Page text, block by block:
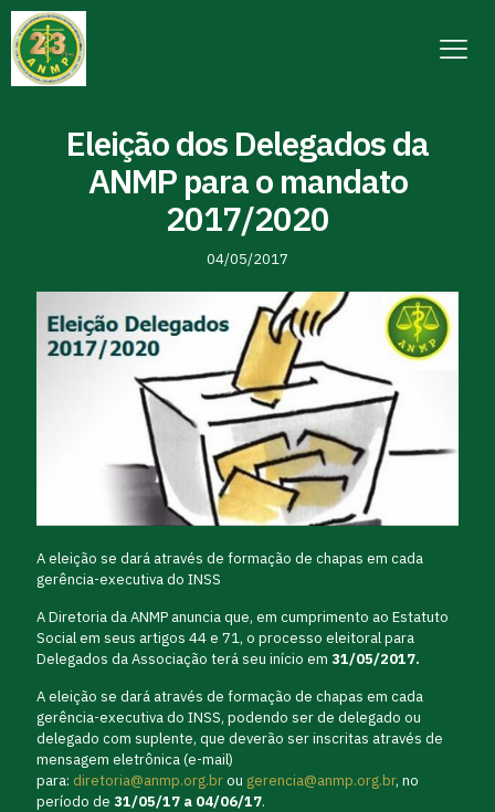
Eleição dos Delegados da
ANMP para o mandato
2017/2020
04/05/2017
A eleição se dará através de formação de chapas em cada
gerência-executiva do INSS
A Diretoria da ANMP anuncia que, em cumprimento ao Estatuto
Social em seus artigos 44 e 71, o processo eleitoral para
Delegados da Associação terá seu início em 31/05/2017.
A eleição se dará através de formação de chapas em cada
gerência-executiva do INSS, podendo ser de delegado ou
delegado com suplente, que deverão ser inscritas através de
mensagem eletrônica (e-mail)
para: diretoria@anmp.org.brou gerencia@anmp.org.br, no
período de 31/05/17 a 04/06/17.